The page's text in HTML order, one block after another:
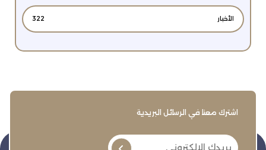
الأخبار 322
اشترك معنا في الرسائل البريدية